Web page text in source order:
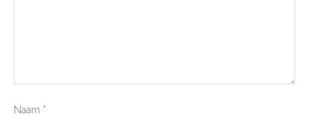
Naam *